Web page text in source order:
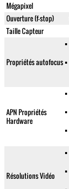
Mégapixel
Ouverture (f-stop)
Taille Capteur
Propriétés autofocus
APN Propriétés
Hardware
Résolutions Vidéo